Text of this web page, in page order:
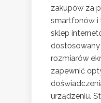
zakupów za
smartfonów i
sklep
rozmiarów
zapewnić
urządzeniu.